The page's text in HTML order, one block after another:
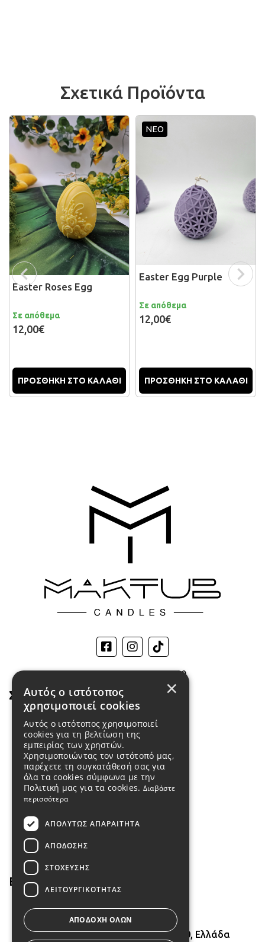
Σχετικά Προϊόντα
Easter Roses Egg
Σε απόθεμα
12,00€
ΠΡΟΣΘΗΚΗ ΣΤΟ ΚΑΛΑΘΙ
ΝΕΟ
Easter Egg Purple
Σε απόθεμα
12,00€
ΠΡΟΣΘΗΚΗ ΣΤΟ ΚΑΛΑΘΙ
ΑΡ. ΓΕΜΗ 170612008000
Σύνδεσμοι
Προϊόντα
About us
Όροι χρήσης
Τρόποι πληρωμής
Επιστροφές
Επικοινωνία
6980364029
Ταξιαρχών 4, Κορυδαλλός, 18120, Ελλάδα
×
Αυτός ο ιστότοπος
χρησιμοποιεί cookies
Αυτός ο ιστότοπος χρησιμοποιεί
cookies για τη βελτίωση της
εμπειρίας των χρηστών.
Χρησιμοποιώντας τον ιστότοπό μας,
παρέχετε τη συγκατάθεσή σας για
όλα τα cookies σύμφωνα με την
Πολιτική μας για τα cookies. Διαβάστε
περισσότερα
ΑΠΟΛΎΤΩΣ ΑΠΑΡΑΊΤΗΤΑ
ΑΠΌΔΟΣΗΣ
ΣΤΌΧΕΥΣΗΣ
ΛΕΙΤΟΥΡΓΙΚΌΤΗΤΑΣ
ΑΠΟΔΟΧΉ ΌΛΩΝ